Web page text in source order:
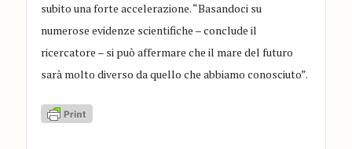
subito una forte accelerazione. “Basandoci su
numerose evidenze scientifiche – conclude il
ricercatore – si può affermare che il mare del futuro
sarà molto diverso da quello che abbiamo conosciuto”.